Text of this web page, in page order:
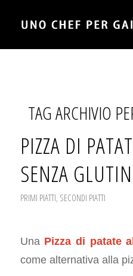
TAG ARCHIVIO
PIZZA DI
SENZA
PRIMI PIATTI, SECONDI PIATTI
Una Pizza di patate
come alternativa alla